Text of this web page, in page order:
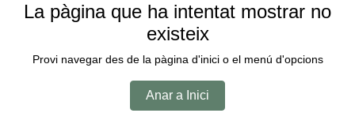
La pàgina que ha intentat mostrar no
existeix
Provi navegar des de la pàgina d'inici o el menú d'opcions
Anar a Inici